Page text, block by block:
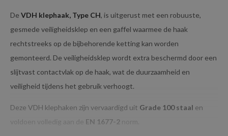
De VDH klephaak, Type CH, is uitgerust met een robuuste,
gesmede veiligheidsklep en een gaffel waarmee de haak
rechtstreeks op de bijbehorende ketting kan worden
gemonteerd. De veiligheidsklep wordt extra beschermd door een
slijtvast contactvlak op de haak, wat de duurzaamheid en
veiligheid tijdens het gebruik verhoogt.
Deze VDH klephaken zijn vervaardigd uit Grade 100 staal en
voldoen volledig aan de EN 1677-2